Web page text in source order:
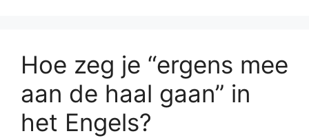
Hoe zeg je “ergens mee
aan de haal gaan” in
het Engels?